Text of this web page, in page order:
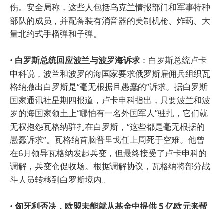
伤。安全局称，这些人包括乌克兰情报部门和军事特种
部队的成员，并配备装有消音器的美制机枪、炸药、大
量北约式手榴弹和子弹。
• 白罗斯总统回应波兰与波罗海诉求 ：白罗斯总统卢卡
申科说，波兰和波罗的海国家要求俄罗斯雇佣兵组织瓦
格纳撤出白罗斯是“毫无根据且愚蠢的”诉求。据白罗斯
国家通讯社星期四报道，卢卡申科指出，只要波兰和波
罗的海国家领土上“哪怕有一名外国军人”驻扎，它们就
无权抱怨瓦格纳驻扎在白罗斯，“这些都是毫无根据的
愚蠢诉求”。瓦格纳首脑普里戈任上周死于空难。他曾
在6月领导瓦格纳发起兵变，但最终接受了卢卡申科的
调解，兵变仓促收场。根据调解协议，瓦格纳将部分战
斗人员转移到白罗斯境内。
• 匈牙利否决，欧盟未能就从基金中提供 5 亿欧元来帮